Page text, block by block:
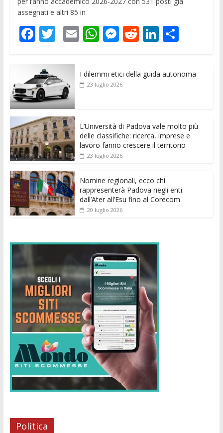
assegnati e altri 85 in
F
e
b
o
o
k
T
itt
er
E
ai
l
W
s
p
M
ss
e
er
R
di
Li
e
C
di
I dilemmi etici della guida autonoma
23 luglio 2026
L’Università di Padova vale molto più
delle classifiche: ricerca, imprese e
lavoro fanno crescere il territorio
23 luglio 2026
Nomine regionali, ecco chi
rappresenterà Padova negli enti:
dall’Ater all’Esu fino al Corecom
20 luglio 2026
Politica